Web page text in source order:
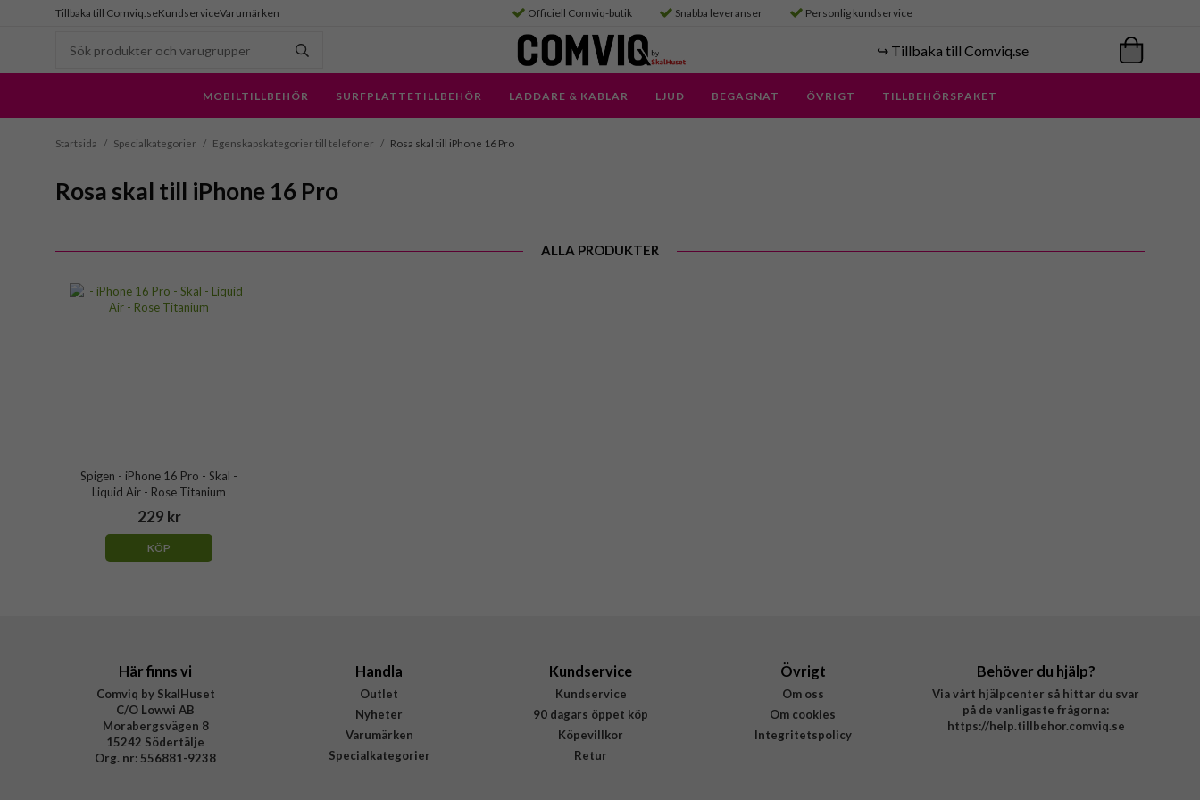
Tillbaka till Comviq.seKundserviceVarumärken Officiell Comviq-butik Snabba leveranser Personlig kundservice
↪️ Tillbaka till Comviq.se
MOBILTILLBEHÖR SURFPLATTETILLBEHÖR LADDARE & KABLAR LJUD BEGAGNAT ÖVRIGT TILLBEHÖRSPAKET
Startsida / Specialkategorier / Egenskapskategorier till telefoner / Rosa skal till iPhone 16 Pro
Rosa skal till iPhone 16 Pro
ALLA PRODUKTER
Spigen - iPhone 16 Pro - Skal -
Liquid Air - Rose Titanium
229 kr
KÖP
Här finns vi
Comviq by SkalHuset
C/O Lowwi AB
Morabergsvägen 8
15242 Södertälje
Org. nr: 556881-9238
Handla
Outlet
Nyheter
Varumärken
Specialkategorier
Kundservice
Kundservice
90 dagars öppet köp
Köpevillkor
Retur
Övrigt
Om oss
Om cookies
Integritetspolicy
Behöver du hjälp?
Via vårt hjälpcenter så hittar du svar
på de vanligaste frågorna:
https://help.tillbehor.comviq.se